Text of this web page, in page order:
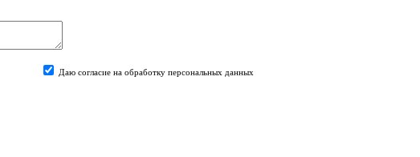
Даю согласие на обработку персональных данных